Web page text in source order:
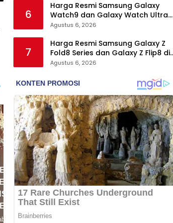
6
Harga Resmi Samsung Galaxy
Watch9 dan Galaxy Watch Ultra2
di Indonesia, Mulai Rp5,9 Jutaan
Agustus 6, 2026
7
Harga Resmi Samsung Galaxy Z
Fold8 Series dan Galaxy Z Flip8 di
Indonesia, Mulai Rp19 Jutaan
Agustus 6, 2026